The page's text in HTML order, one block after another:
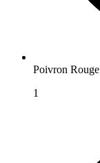
Poivron Rouge
1